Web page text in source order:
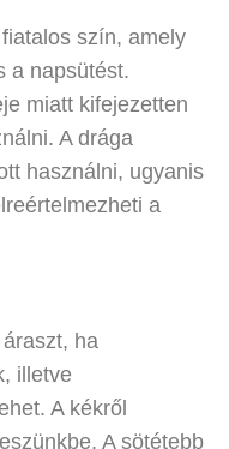
szín, amely
a napsütést.
miatt kifejezetten
A drága
használni, ugyanis
a
ha
illetve
A kékről
A sötétebb